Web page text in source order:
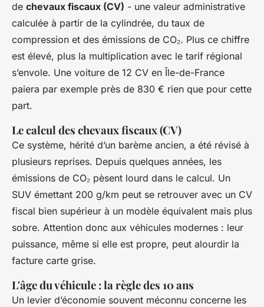
de chevaux fiscaux (CV) - une valeur administrative
calculée à partir de la cylindrée, du taux de
compression et des émissions de CO₂. Plus ce chiffre
est élevé, plus la multiplication avec le tarif régional
s’envole. Une voiture de 12 CV en Île-de-France
paiera par exemple près de 830 € rien que pour cette
part.
Le calcul des chevaux fiscaux (CV)
Ce système, hérité d’un barème ancien, a été révisé à
plusieurs reprises. Depuis quelques années, les
émissions de CO₂ pèsent lourd dans le calcul. Un
SUV émettant 200 g/km peut se retrouver avec un CV
fiscal bien supérieur à un modèle équivalent mais plus
sobre. Attention donc aux véhicules modernes : leur
puissance, même si elle est propre, peut alourdir la
facture carte grise.
L'âge du véhicule : la règle des 10 ans
Un levier d’économie souvent méconnu concerne les